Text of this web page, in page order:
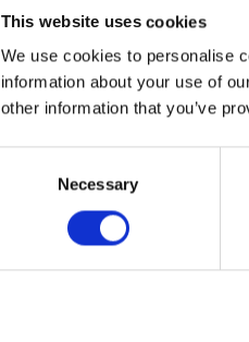
This website uses cookies
We use cookies to personalise
information about your use of
other information that you’ve
Necessary